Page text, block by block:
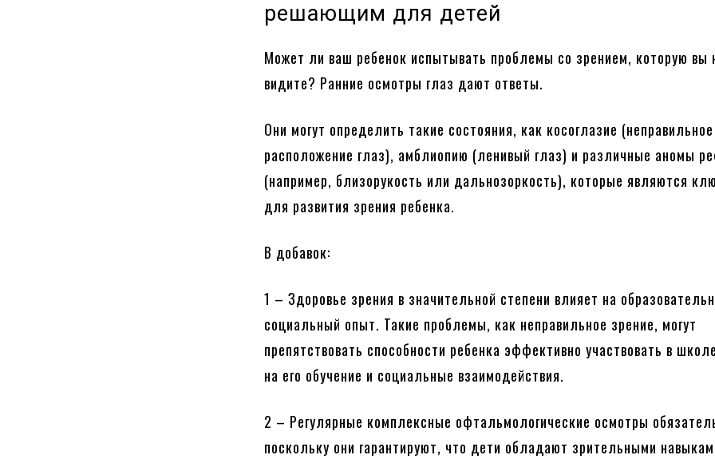
решающим для детей
Может ли ваш ребенок испытывать проблемы со зрением, которую вы
видите? Ранние осмотры глаз дают ответы.
Они могут определить такие состояния, как косоглазие (неправильное
расположение глаз), амблиопию (ленивый глаз) и различные аномы
(например, близорукость или дальнозоркость), которые являются
для развития зрения ребенка.
В добавок:
1 – Здоровье зрения в значительной степени влияет на
социальный опыт. Такие проблемы, как неправильное зрение, могут
препятствовать способности ребенка эффективно участвовать в
на его обучение и социальные взаимодействия.
2 – Регулярные комплексные офтальмологические осмотры
поскольку они гарантируют, что дети обладают зрительными